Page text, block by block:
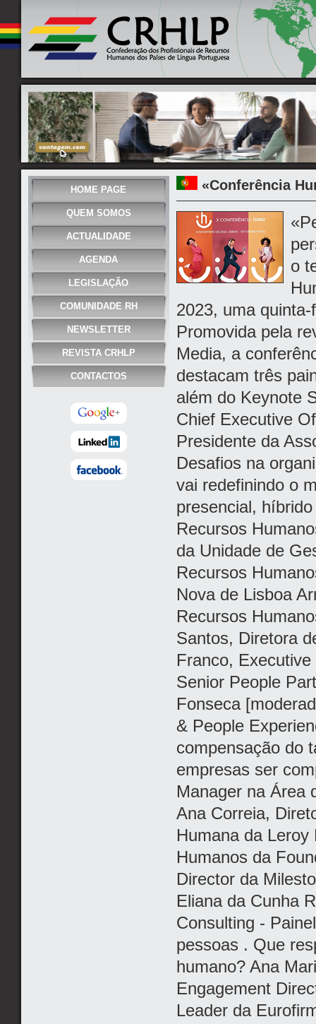
HOME PAGE
QUEM SOMOS
ACTUALIDADE
AGENDA
LEGISLAÇÃO
COMUNIDADE RH
NEWSLETTER
REVISTA CRHLP
CONTACTOS
«Conferência
o
2023, uma
Promovida pela
Media, a
destacam três
além do Keynote
Chief Executive
Presidente da
Desafios na
vai redefinindo o
presencial,
Recursos
da Unidade de
Recursos
Nova de Lisboa
Recursos
Santos, Diretora
Franco,
Senior People
Fonseca
& People
compensação do
empresas ser
Manager na Área
Ana Correia,
Humana da
Humanos da
Director da
Eliana da Cunha
Consulting -
pessoas . Que
humano? Ana
Engagement
Leader da